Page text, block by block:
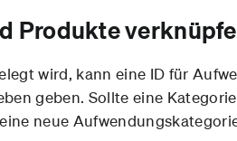
Produkte
wird, kann eine ID für
geben. Sollte eine
neue